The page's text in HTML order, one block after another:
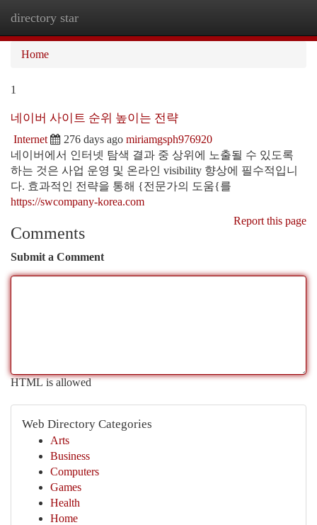
directory star
Home
1
네이버 사이트 순위 높이는 전략
Internet 276 days ago miriamgsph976920
네이버에서 인터넷 탐색 결과 중 상위에 노출될 수 있도록
하는 것은 사업 운영 및 온라인 visibility 향상에 필수적입니
다. 효과적인 전략을 통해 {전문가의 도움{를
https://swcompany-korea.com
Report this page
Comments
Submit a Comment
HTML is allowed
Web Directory Categories
Arts
Business
Computers
Games
Health
Home